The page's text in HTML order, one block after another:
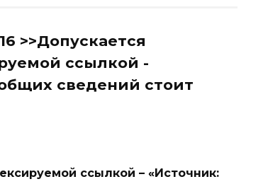
>>Допускается
ссылкой -
сведений стоит
ссылкой – «Источник: